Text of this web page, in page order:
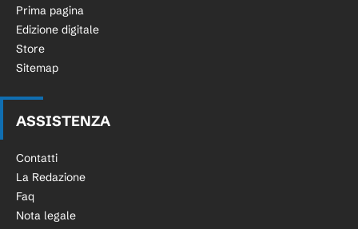
Prima pagina
Edizione digitale
Store
Sitemap
ASSISTENZA
Contatti
La Redazione
Faq
Nota legale